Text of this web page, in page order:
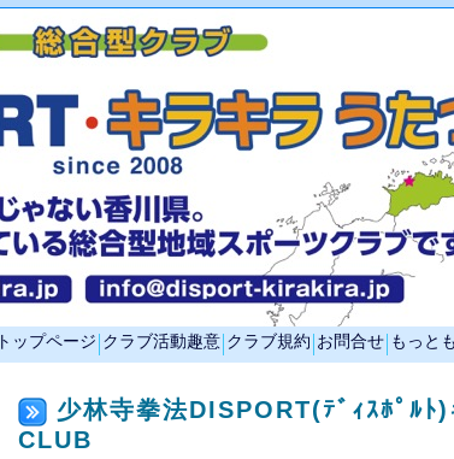
トップページ クラブ活動趣意 クラブ規約 お問合せ もっと
少林寺拳法DISPORT(ﾃﾞｨｽﾎﾟﾙﾄ
CLUB